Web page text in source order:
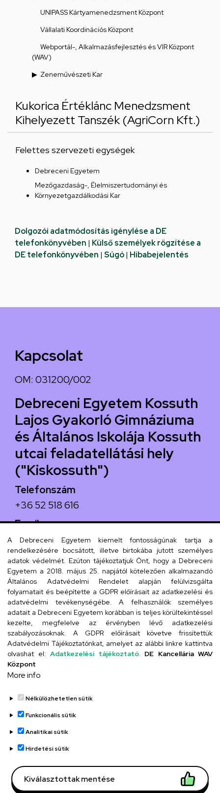
UNIPASS Kártyamenedzsment Központ
Vállalati Koordinációs Központ
Webportál-, Alkalmazásfejlesztés és VIR Központ
(WAV)
Zeneművészeti Kar
Kukorica Értéklánc Menedzsment
Kihelyezett Tanszék (AgriCorn Kft.)
Felettes szervezeti egységek
Debreceni Egyetem
Mezőgazdaság-, Élelmiszertudományi és
Környezetgazdálkodási Kar
Dolgozói adatmódosítás igénylése a DE
telefonkönyvében | Külső személyek rögzítése a
DE telefonkönyvében | Súgó| Hibabejelentés
Kapcsolat
OM: 031200/002
Debreceni Egyetem Kossuth
Lajos Gyakorló Gimnáziuma
és Általános Iskolája Kossuth
utcai feladatellátási hely
("Kiskossuth")
Telefonszám
+36 52 518 616
Email
iskola@kossuth-alt.unideb.hu
Cím
4024 Debrecen, Kossuth utca 33.
Szervezeti telefonkönyv
UD telefonkönyv
Adatvédelem
Adatvédelem
Régi oldal
Technikai információk
A Debreceni Egyetem kiemelt fontosságúnak tartja a
rendelkezésére bocsátott, illetve birtokába jutott személyes
adatok védelmét. Ezúton tájékoztatjuk Önt, hogy a Debreceni
Egyetem a 2018. május 25. napjától kötelezően alkalmazandó
Általános Adatvédelmi Rendelet alapján felülvizsgálta
folyamatait és beépítette a GDPR előírásait az adatkezelési és
adatvédelmi tevékenységébe. A felhasználók személyes
adatait a Debreceni Egyetem korábban is teljes körültekintéssel
kezelte, megfelelve az érvényben lévő adatkezelési
szabályozásoknak. A GDPR előírásait követve frissítettük
Adatvédelmi Tájékoztatónkat, amelyet az alábbi linkre kattintva
olvashat el: Adatkezelési tájékoztató. DE Kancellária WAV
Központ
More info
Nélkülözhetetlen sütik
Funkcionális sütik
Analitikai sütik
Hirdetési sütik
Kiválasztottak mentése